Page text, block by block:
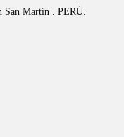
San Martín . PERÚ.